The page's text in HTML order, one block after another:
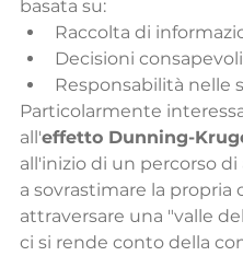
basata su:
Raccolta di
Decisioni
Responsabilità nelle
Particolarmente
all'effetto Dunning-
all'inizio di un percorso
a sovrastimare la propria
attraversare una "valle
ci si rende conto della